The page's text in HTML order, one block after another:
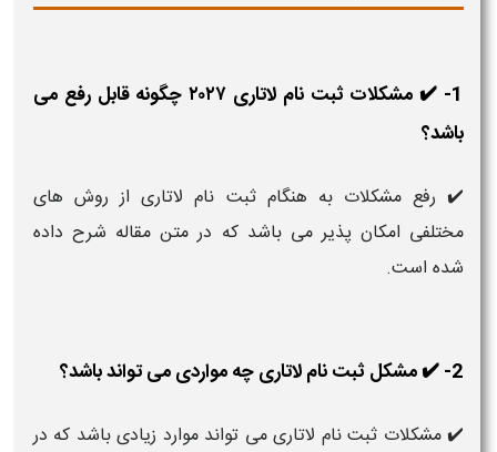
1- ✔️ مشکلات ثبت نام لاتاری ۲۰۲۷ چگونه قابل رفع می
باشد؟
✔️ رفع مشکلات به هنگام ثبت نام لاتاری از روش های
مختلفی امکان پذیر می باشد که در متن مقاله شرح داده
شده است.
2- ✔️ مشکل ثبت نام لاتاری چه مواردی می تواند باشد؟
✔️ مشکلات ثبت نام لاتاری می تواند موارد زیادی باشد که در